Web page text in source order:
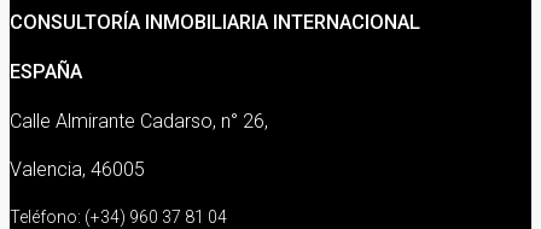
CONSULTORÍA INMOBILIARIA INTERNACIONAL
ESPAÑA
Calle Almirante Cadarso, n° 26,
Valencia, 46005
Teléfono: (+34) 960 37 81 04